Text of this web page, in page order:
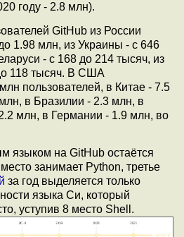
году - 2.8 млн).
GitHub из России
1.98 млн, из Украины - с 646
- с 168 до 214 тысяч, из
118 тысяч. В США
пользователей, в Китае - 7.5
в Бразилии - 2.3 млн, в
млн, в Германии - 1.9 млн, во
языком на GitHub остаётся
занимает Python, третье
за год выделяется только
языка Си, который
уступив 8 место Shell.